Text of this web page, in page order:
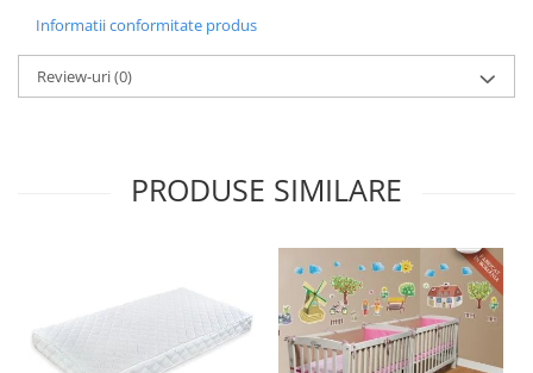
Informatii conformitate produs
Review-uri(0)
PRODUSE SIMILARE